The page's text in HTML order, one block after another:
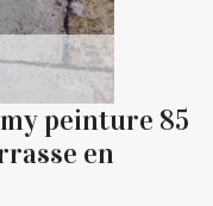
peinture 85
en